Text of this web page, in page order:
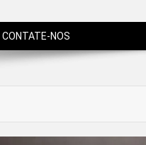
CONTATE-NOS